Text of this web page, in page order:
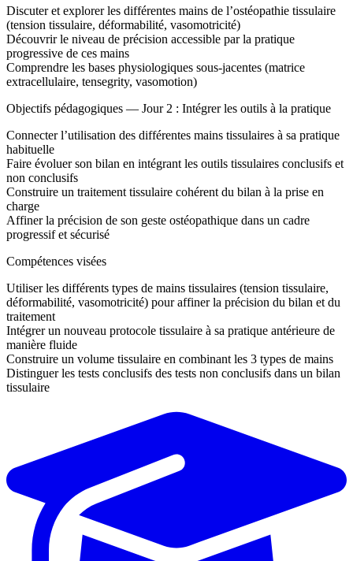
Discuter et explorerles différentes mains de l’ostéopathie tissulaire
(tension tissulaire, déformabilité, vasomotricité)
Découvrirle niveau de précision accessible par la pratique
progressive de ces mains
Comprendre les bases physiologiques sous-jacentes (matrice
extracellulaire, tensegrity, vasomotion)
Objectifs pédagogiques — Jour 2 : Intégrer les outils à la pratique
Connecterl’utilisation des différentes mains tissulaires à sa pratique
habituelle
Faire évoluerson bilan en intégrant les outils tissulaires conclusifs et
non conclusifs
Construire un traitement tissulaire cohérent du bilan à la prise en
charge
Affinerla précision de son geste ostéopathique dans un cadre
progressif et sécurisé
Compétences visées
Utiliserles différents types de mains tissulaires (tension tissulaire,
déformabilité, vasomotricité) pour affiner la précision du bilan et du
traitement
Intégrerun nouveau protocole tissulaire à sa pratique antérieure de
manière fluide
Construire un volume tissulaire en combinant les 3 types de mains
Distinguerles tests conclusifs des tests non conclusifs dans un bilan
tissulaire